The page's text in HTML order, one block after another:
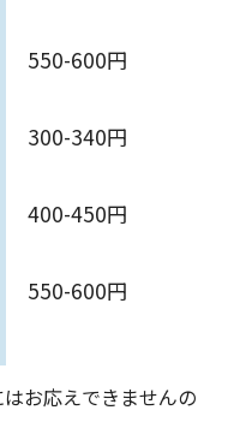
550-600円
300-340円
400-450円
550-600円
お応えできませんの